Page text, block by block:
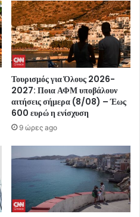
Τουρισμός για Όλους 2026-
2027: Ποια ΑΦΜ υποβάλουν
αιτήσεις σήμερα (8/08) – Έως
600 ευρώ η ενίσχυση
9 ώρες ago